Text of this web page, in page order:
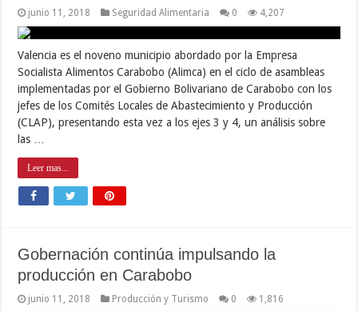
junio 11, 2018 Seguridad Alimentaria 0 4,207
Valencia es el noveno municipio abordado por la Empresa
Socialista Alimentos Carabobo (Alimca) en el ciclo de asambleas
implementadas por el Gobierno Bolivariano de Carabobo con los
jefes de los Comités Locales de Abastecimiento y Producción
(CLAP), presentando esta vez a los ejes 3 y 4, un análisis sobre
las …
Leer mas...
Gobernación continúa impulsando la
producción en Carabobo
junio 11, 2018 Producción y Turismo 0 1,816